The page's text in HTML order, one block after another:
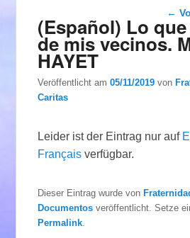
←
(Español) Lo
de mis vecinos.
HAYET
Veröffentlicht am05/11/2019 von
Caritas
Leider ist der Eintrag nur auf
Français verfügbar.
Dieser Eintrag wurde von
Documentos veröffentlicht. Setze
Permalink